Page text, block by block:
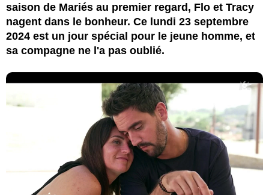
saison de Mariés au premier regard, Flo et Tracy
nagent dans le bonheur. Ce lundi 23 septembre
2024 est un jour spécial pour le jeune homme, et
sa compagne ne l'a pas oublié.